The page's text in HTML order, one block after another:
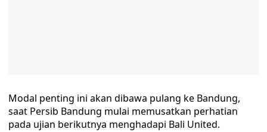
Modal penting ini akan dibawa pulang ke Bandung,
saat Persib Bandung mulai memusatkan perhatian
pada ujian berikutnya menghadapi Bali United.